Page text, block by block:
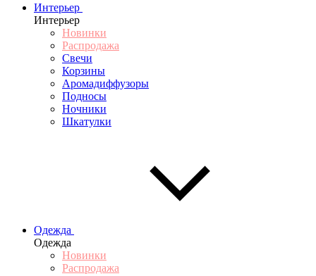
Интерьер
Интерьер
Новинки
Распродажа
Свечи
Корзины
Аромадиффузоры
Подносы
Ночники
Шкатулки
Одежда
Одежда
Новинки
Распродажа